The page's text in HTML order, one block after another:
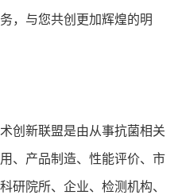
，与您共创更加辉煌的明
创新联盟是由从事抗菌相关
、产品制造、性能评价、市
研院所、企业、检测机构、